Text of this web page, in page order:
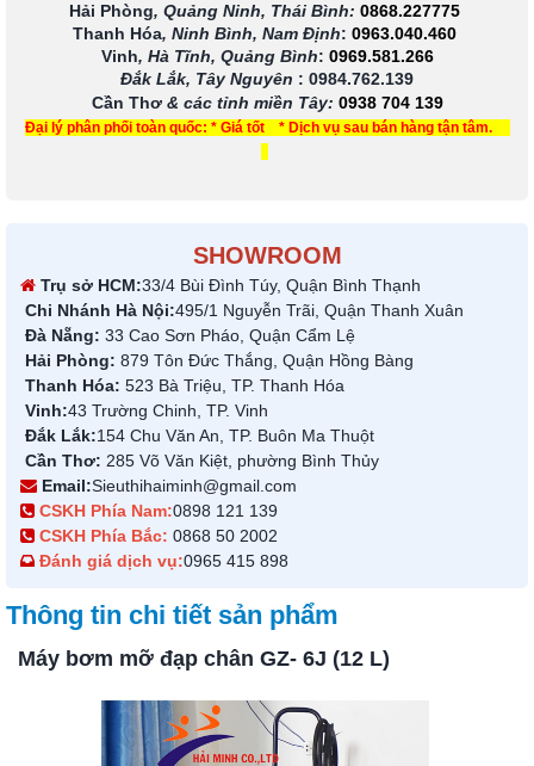
Hải Phòng, Quảng Ninh, Thái Bình: 0868.227775
Thanh Hóa, Ninh Bình, Nam Định: 0963.040.460
Vinh, Hà Tĩnh, Quảng Bình: 0969.581.266
Đắk Lắk, Tây Nguyên : 0984.762.139
Cần Thơ & các tỉnh miền Tây: 0938 704 139
Đại lý phân phối toàn quốc: * Giá tốt * Dịch vụ sau bán hàng tận tâm.
SHOWROOM
Trụ sở HCM:33/4 Bùi Đình Túy, Quận Bình Thạnh
Chi Nhánh Hà Nội:495/1 Nguyễn Trãi, Quận Thanh Xuân
Đà Nẵng: 33 Cao Sơn Pháo, Quận Cẩm Lệ
Hải Phòng: 879 Tôn Đức Thắng, Quận Hồng Bàng
Thanh Hóa: 523 Bà Triệu, TP. Thanh Hóa
Vinh:43 Trường Chinh, TP. Vinh
Đắk Lắk:154 Chu Văn An, TP. Buôn Ma Thuột
Cần Thơ: 285 Võ Văn Kiệt, phường Bình Thủy
Email:Sieuthihaiminh@gmail.com
CSKH Phía Nam:0898 121 139
CSKH Phía Bắc: 0868 50 2002
Đánh giá dịch vụ:0965 415 898
Thông tin chi tiết sản phẩm
Máy bơm mỡ đạp chân GZ- 6J (12 L)